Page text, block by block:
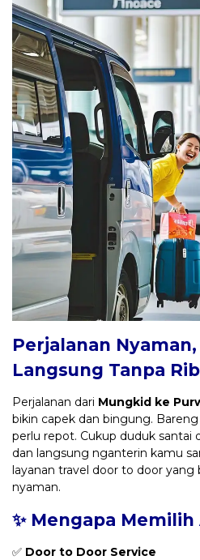
Perjalanan
Langsung Tanpa
Perjalanan dari Mungkid ke
bikin capek dan bingung.
perlu repot. Cukup duduk santai
dan langsung nganterin kamu
layanan travel door to door yang
nyaman.
✨ Mengapa
✅ Door to Door Service